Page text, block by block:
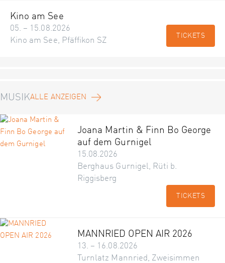
Kino am See
05. – 15.08.2026
Kino am See, Pfäffikon SZ
TICKETS
MUSIKALLE ANZEIGEN
Joana Martin & Finn Bo George
auf dem Gurnigel
15.08.2026
Berghaus Gurnigel, Rüti b.
Riggisberg
TICKETS
MANNRIED OPEN AIR 2026
13. – 16.08.2026
Turnlatz Mannried, Zweisimmen